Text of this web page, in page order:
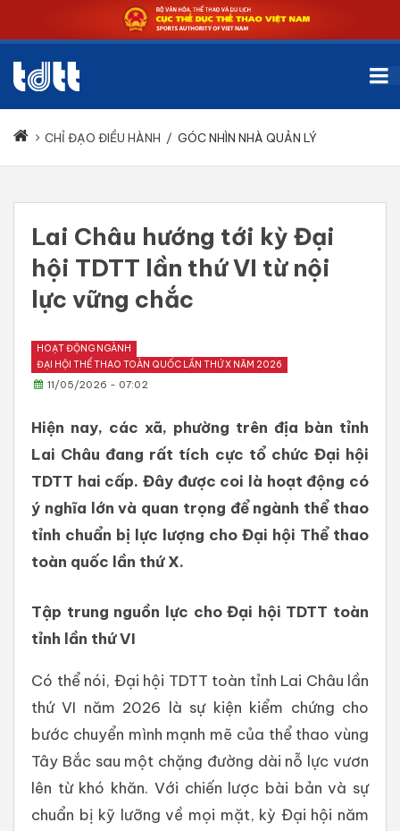
CHỈ ĐẠO ĐIỀU HÀNH / GÓC NHÌN NHÀ QUẢN LÝ
Lai Châu hướng tới kỳ Đại
hội TDTT lần thứ VI từ nội
lực vững chắc
HOẠT ĐỘNG NGÀNH
ĐẠI HỘI THỂ THAO TOÀN QUỐC LẦN THỨ X NĂM 2026
11/05/2026 - 07:02
Hiện nay, các xã, phường trên địa bàn tỉnh
Lai Châu đang rất tích cực tổ chức Đại hội
TDTT hai cấp. Đây được coi là hoạt động có
ý nghĩa lớn và quan trọng để ngành thể thao
tỉnh chuẩn bị lực lượng cho Đại hội Thể thao
toàn quốc lần thứ X.
Tập trung nguồn lực cho Đại hội TDTT toàn
tỉnh lần thứ VI
Có thể nói, Đại hội TDTT toàn tỉnh Lai Châu lần
thứ VI năm 2026 là sự kiện kiểm chứng cho
bước chuyển mình mạnh mẽ của thể thao vùng
Tây Bắc sau một chặng đường dài nỗ lực vươn
lên từ khó khăn. Với chiến lược bài bản và sự
chuẩn bị kỹ lưỡng về mọi mặt, kỳ Đại hội năm